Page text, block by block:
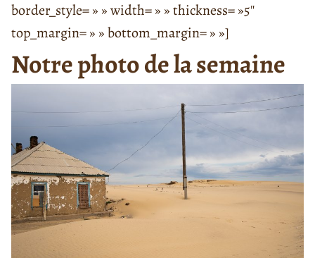
border_style= » » width= » » thickness= »5″
top_margin= » » bottom_margin= » »]
Notre photo de la semaine